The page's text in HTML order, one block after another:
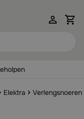
Elektra Verlengsnoeren